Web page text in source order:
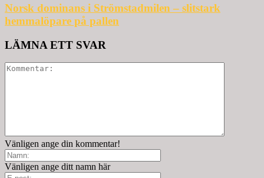
Norsk dominans i Strömstadmilen – slitstark
hemmalöpare på pallen
LÄMNA ETT SVAR
Vänligen ange din kommentar!
Vänligen ange ditt namn här